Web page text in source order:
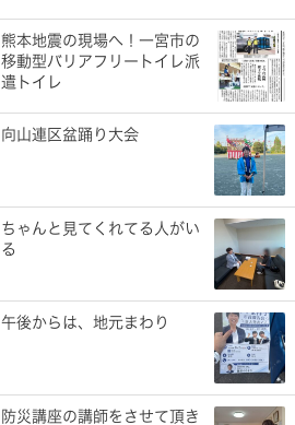
熊本地震の現場へ！一宮市の
移動型バリアフリートイレ派
遣トイレ
向山連区盆踊り大会
ちゃんと見てくれてる人がい
る
午後からは、地元まわり
防災講座の講師をさせて頂き